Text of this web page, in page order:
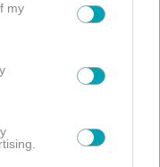
You may click to
third-party tags to
in below Google
my